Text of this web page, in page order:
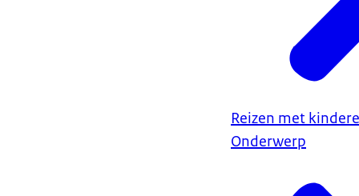
Reizen met
Onderwerp